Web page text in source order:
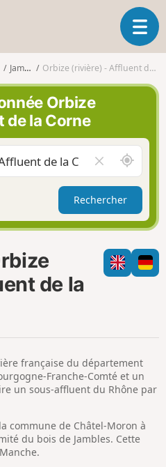
O
u
v
a
n
v
g
a
i
o
Jambles Orbize (rivière) - Affluent de la Corne
Orbize
la Corne
i
d
e
r
l
e
h
A
u
t
u
r
d
e
m
Rechercher
de la
française du département
Franche-Comté et un
un sous-affluent du Rhône par
commune de Châtel-Moron à
du bois de Jambles. Cette